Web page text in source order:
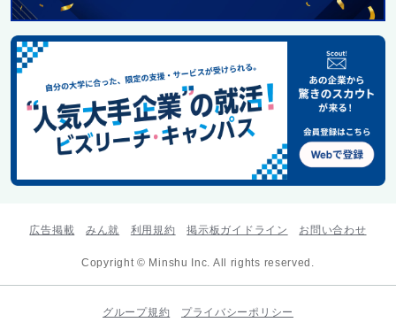
広告掲載 みん就 利用規約 掲示板ガイドライン お問い合わせ
Copyright © Minshu Inc. All rights reserved.
グループ規約 プライバシーポリシー